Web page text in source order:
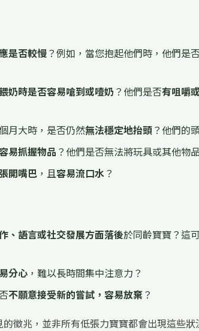
是否較慢？例如，當您抱起他們時，他們是
奶時是否容易嗆到或噎奶 ？他們是否有咀嚼
月大時，是否仍然無法穩定地抬頭？他們的
易抓握物品 ？他們是否無法將玩具或其他物
張開嘴巴 ，且容易流口水？
、語言或社交發展方面落後於同齡寶寶？這
分心 ，難以長時間集中注意力？
不願意接受新的嘗試，容易放棄？
徵兆，並非所有低張力寶寶都會出現這些